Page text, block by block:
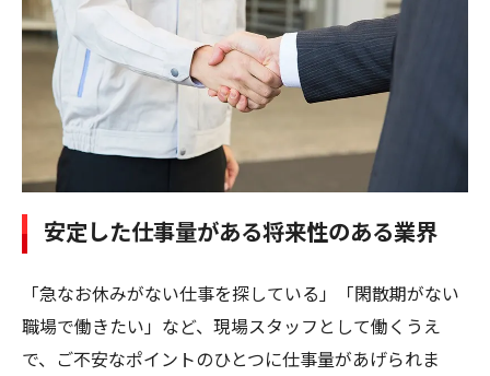
安定した仕事量がある将来性のある業界
「急なお休みがない仕事を探している」「閑散期がない
職場で働きたい」など、現場スタッフとして働くうえ
で、ご不安なポイントのひとつに仕事量があげられま